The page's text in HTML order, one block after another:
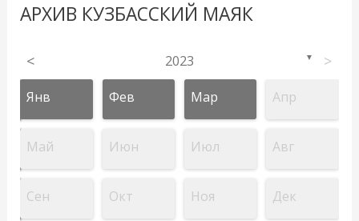
АРХИВ КУЗБАССКИЙ МАЯК
< 2023 ▼ >
Янв Фев Мар Апр
Май Июн Июл Авг
Сен Окт Ноя Дек